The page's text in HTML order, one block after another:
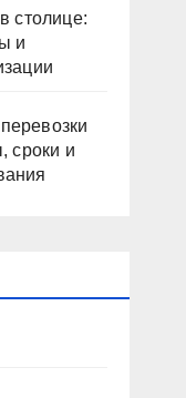
столице:
и
сроки и